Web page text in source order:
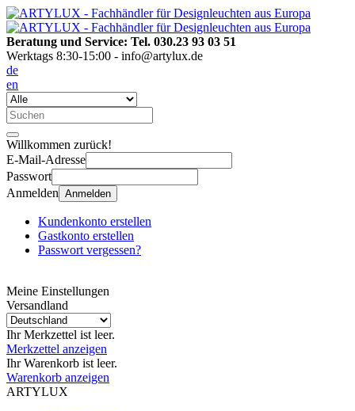
Beratung und Service: Tel. 030.23 93 03 51
Werktags 8:30-15:00 - info@artylux.de
de
en
Willkommen zurück!
E-Mail-Adresse
Passwort
Anmelden Anmelden
Kundenkonto erstellen
Gastkonto erstellen
Passwort vergessen?
Meine Einstellungen
Versandland
Ihr Merkzettel ist leer.
Merkzettel anzeigen
Ihr Warenkorb ist leer.
Warenkorb anzeigen
ARTYLUX